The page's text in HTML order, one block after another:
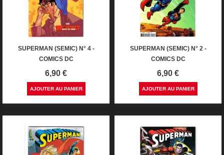
SUPERMAN (SEMIC) N° 4 -
COMICS DC
Prix
6,90 €
AJOUTER AU PANIER
SUPERMAN (SEMIC) N° 2 -
COMICS DC
Prix
6,90 €
AJOUTER AU PANIER